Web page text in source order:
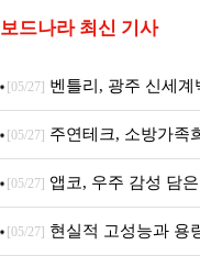
보드나라 최신 기사
[05/27] 벤틀리, 광주 신세
픈
[05/27] 주연테크, 소방가족
니터·스마트 펫 침대 기부
[05/27] 앱코, 우주 감성 담
브랜드데이 기획전 진행
[05/27] 현실적 고성능과 용